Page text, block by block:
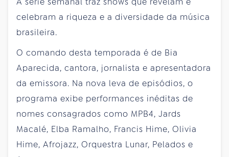
celebram a riqueza e a diversidade da música
brasileira.
O comando desta temporada é de Bia
Aparecida, cantora, jornalista e apresentadora
da emissora. Na nova leva de episódios, o
programa exibe performances inéditas de
nomes consagrados como MPB4, Jards
Macalé, Elba Ramalho, Francis Hime, Olivia
Hime, Afrojazz, Orquestra Lunar, Pelados e